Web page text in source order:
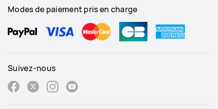
Modes de paiement pris en charge
Suivez-nous